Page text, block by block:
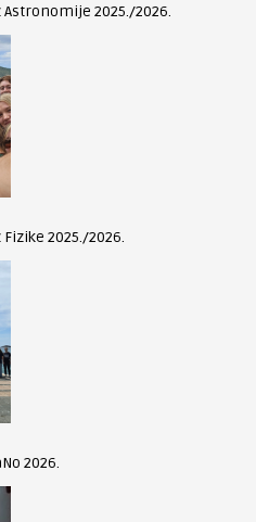
2025./2026.
2025./2026.
2026.